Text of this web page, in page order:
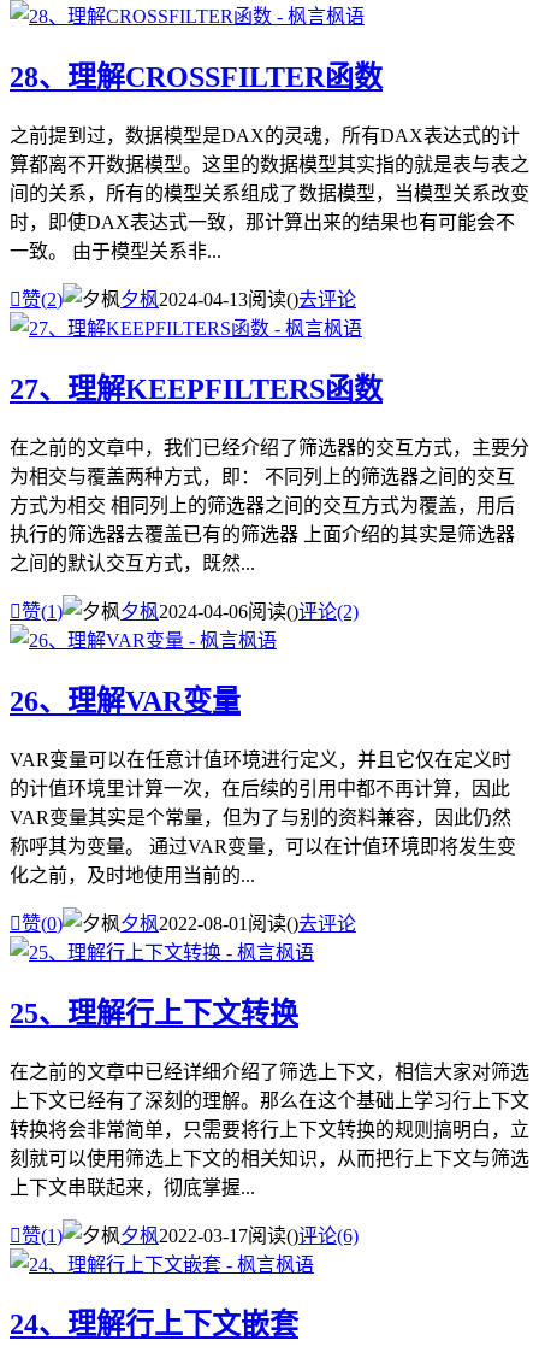
28、理解CROSSFILTER函数
之前提到过，数据模型是DAX的灵魂，所有DAX表达式的计
算都离不开数据模型。这里的数据模型其实指的就是表与表之
间的关系，所有的模型关系组成了数据模型，当模型关系改变
时，即使DAX表达式一致，那计算出来的结果也有可能会不
一致。 由于模型关系非...
赞(2) 夕枫2024-04-13阅读()去评论
27、理解KEEPFILTERS函数
在之前的文章中，我们已经介绍了筛选器的交互方式，主要分
为相交与覆盖两种方式，即： 不同列上的筛选器之间的交互
方式为相交 相同列上的筛选器之间的交互方式为覆盖，用后
执行的筛选器去覆盖已有的筛选器 上面介绍的其实是筛选器
之间的默认交互方式，既然...
赞(1) 夕枫2024-04-06阅读()评论(2)
26、理解VAR变量
VAR变量可以在任意计值环境进行定义，并且它仅在定义时
的计值环境里计算一次，在后续的引用中都不再计算，因此
VAR变量其实是个常量，但为了与别的资料兼容，因此仍然
称呼其为变量。 通过VAR变量，可以在计值环境即将发生变
化之前，及时地使用当前的...
赞(0) 夕枫2022-08-01 阅读()去评论
25、理解行上下文转换
在之前的文章中已经详细介绍了筛选上下文，相信大家对筛选
上下文已经有了深刻的理解。那么在这个基础上学习行上下文
转换将会非常简单，只需要将行上下文转换的规则搞明白，立
刻就可以使用筛选上下文的相关知识，从而把行上下文与筛选
上下文串联起来，彻底掌握...
赞(1) 夕枫2022-03-17阅读()评论(6)
24、理解行上下文嵌套